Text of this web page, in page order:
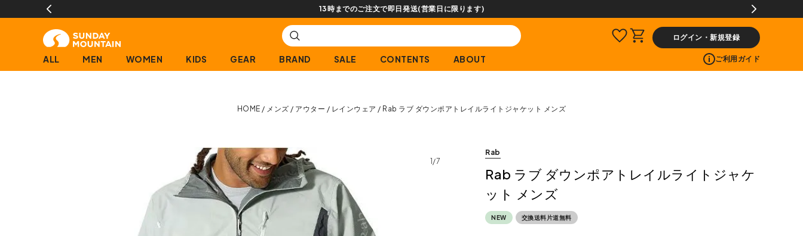
【会員限定】交換送料片道無料サービス
ログイン・新規登録
ALL MEN WOMEN KIDS GEAR BRAND SALE CONTENTS ABOUT ご利用ガイド
HOME メンズ アウター レインウェア Rab ラブ ダウンポアトレイルライトジャケット メンズ
1/7
Rab
Rab ラブ ダウンポアトレイルライトジャケ
ット メンズ
NEW 交換送料片道無料